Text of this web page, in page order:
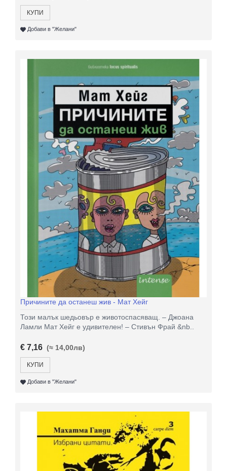
КУПИ
Добави в "Желани"
Причините да останеш жив - Мат Хейг
Този малък шедьовър е животоспасяващ. – Джоана
Ламли Мат Хейг е удивителен! – Стивън Фрай &nb..
€ 7,16 (≈ 14,00лв)
КУПИ
Добави в "Желани"